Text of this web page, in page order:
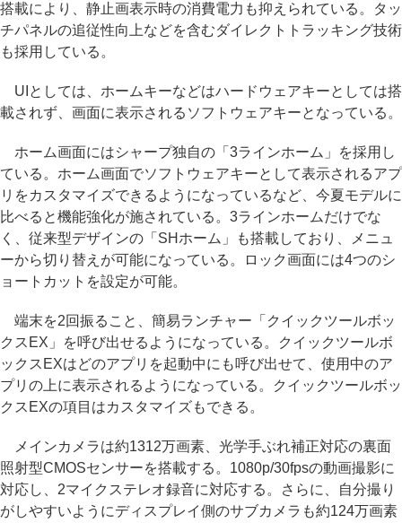
搭載により、静止画表示時の消費電力も抑えられている。タッ
チパネルの追従性向上などを含むダイレクトトラッキング技術
も採用している。
UIとしては、ホームキーなどはハードウェアキーとしては搭
載されず、画面に表示されるソフトウェアキーとなっている。
ホーム画面にはシャープ独自の「3ラインホーム」を採用し
ている。ホーム画面でソフトウェアキーとして表示されるアプ
リをカスタマイズできるようになっているなど、今夏モデルに
比べると機能強化が施されている。3ラインホームだけでな
く、従来型デザインの「SHホーム」も搭載しており、メニュ
ーから切り替えが可能になっている。ロック画面には4つのシ
ョートカットを設定が可能。
端末を2回振ること、簡易ランチャー「クイックツールボッ
クスEX」を呼び出せるようになっている。クイックツールボ
ックスEXはどのアプリを起動中にも呼び出せて、使用中のア
プリの上に表示されるようになっている。クイックツールボッ
クスEXの項目はカスタマイズもできる。
メインカメラは約1312万画素、光学手ぶれ補正対応の裏面
照射型CMOSセンサーを搭載する。1080p/30fpsの動画撮影に
対応し、2マイクステレオ録音に対応する。さらに、自分撮り
がしやすいようにディスプレイ側のサブカメラも約124万画素